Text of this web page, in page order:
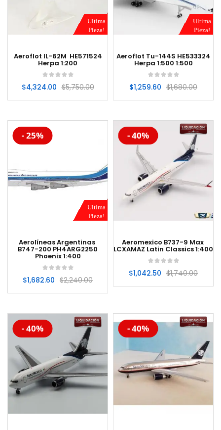
Ultima
Pieza!
Aeroflot IL-62M HE571524
Herpa 1:200
$5,750.00
$4,324.00
Ultima
Pieza!
Aeroflot Tu-144S HE533324
Herpa 1:500 1:500
$1,680.00
$1,259.60
-20%
Ultima
Pieza!
- 25%
Aerolíneas Argentinas
B747-200 PH4ARG2250
Phoenix 1:400
$2,240.00
$1,682.60
-20%
- 40%
Aeromexico B737-9 Max
LCXAMAZ Latin Classics 1:400
$1,740.00
$1,042.50
-20%
- 40% -20%
- 40%